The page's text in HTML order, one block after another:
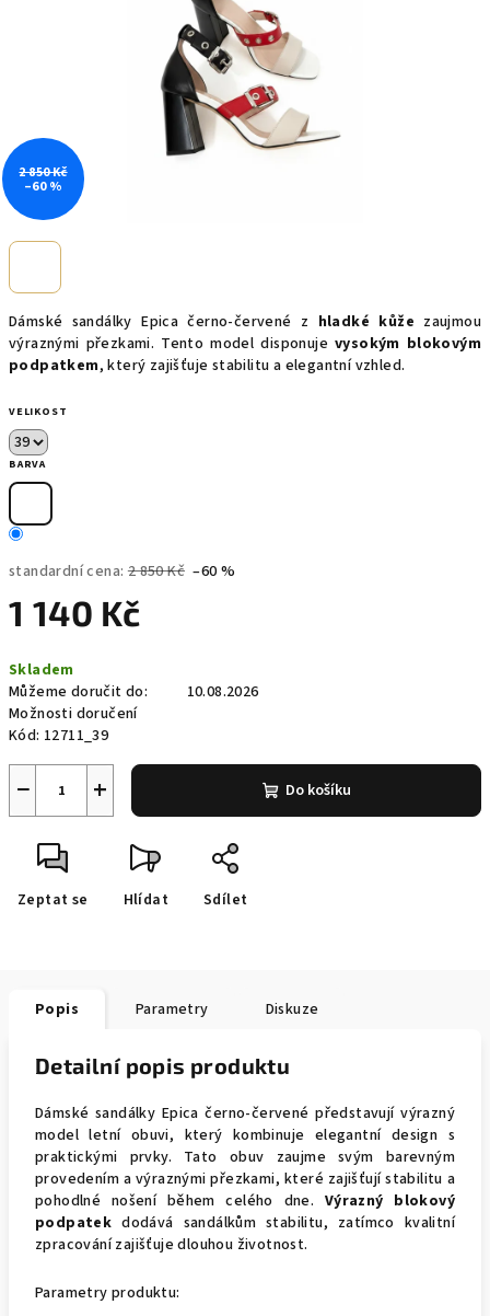
Dámské sandálky Epica černo-červené z hladké kůže zaujmou
výraznými přezkami. Tento model disponuje vysokým blokovým
podpatkem, který zajišťuje stabilitu a elegantní vzhled.
VELIKOST
BARVA
standardní cena: 2 850 Kč –60 %
1 140 Kč
cena:
Skladem
Můžeme doručit do:
10.08.2026
Možnosti doručení
Kód: 12711_39
+
− Do košíku
Zeptat se Hlídat Sdílet
2 850 Kč
–60 %
Popis Parametry Diskuze
Detailní popis produktu
Dámské sandálky Epica černo-červené představují výrazný
model letní obuvi, který kombinuje elegantní design s
praktickými prvky. Tato obuv zaujme svým barevným
provedením a výraznými přezkami, které zajišťují stabilitu a
pohodlné nošení během celého dne. Výrazný blokový
podpatek dodává sandálkům stabilitu, zatímco kvalitní
zpracování zajišťuje dlouhou životnost.
Parametry produktu: